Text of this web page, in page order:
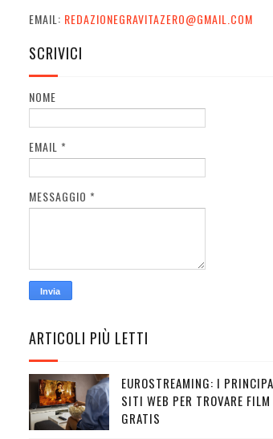
EMAIL: REDAZIONEGRAVITAZERO@GMAIL.COM
SCRIVICI
NOME
EMAIL *
MESSAGGIO *
ARTICOLI PIÙ LETTI
EUROSTREAMING: I
SITI WEB PER TROVARE FILM
GRATIS